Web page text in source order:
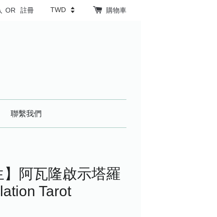
OR 註冊 購物車
聯繫我們
阿瓦隆啟示塔羅
Tarot